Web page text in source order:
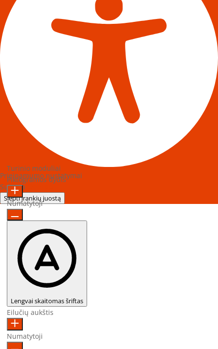
Prieinamumo nustatymai
Sukurta
Slėpti įrankių juostą
Turinio moduliai
Piktogramos dydis
Numatytoji
Lengvai skaitomas šriftas
Eilučių aukštis
Numatytoji